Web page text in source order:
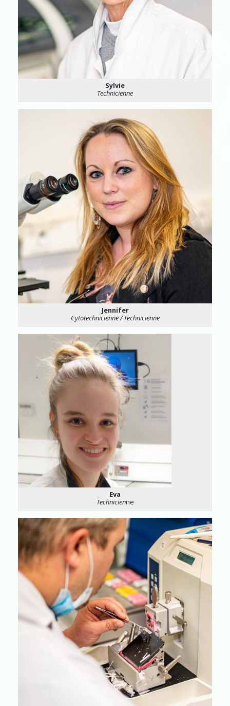
Sylvie
Technicienne
Jennifer
Cytotechnicienne / Technicienne
Eva
Technicienne